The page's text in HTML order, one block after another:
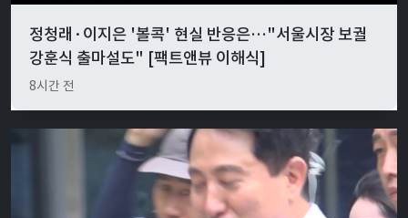
정청래·이지은 '볼콕' 현실 반응은…"서울시장 보궐
강훈식 출마설도" [팩트앤뷰 이해식]
8시간 전